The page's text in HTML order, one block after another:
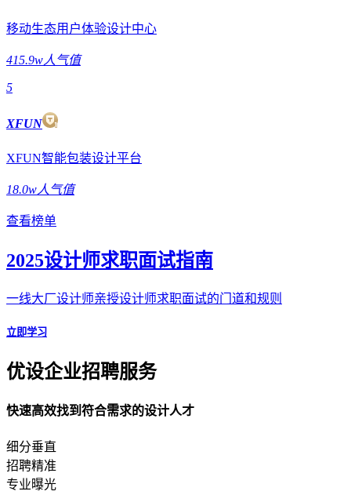
移动生态用户体验设计中心
415.9w人气值
5
XFUN
XFUN智能包装设计平台
18.0w人气值
查看榜单
2025设计师求职面试指南
一线大厂设计师亲授设计师求职面试的门道和规则
立即学习
优设企业招聘服务
快速高效找到符合需求的设计人才
细分垂直
招聘精准
专业曝光